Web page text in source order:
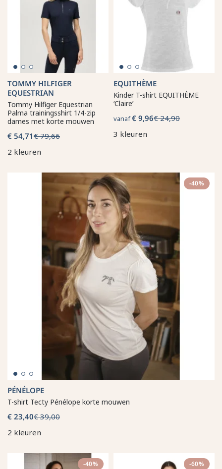
TOMMY HILFIGER
EQUESTRIAN
Tommy Hilfiger Equestrian
Palma trainingsshirt 1/4-zip
dames met korte mouwen
€ 54,71€ 79,66
2 kleuren
EQUITHÈME
Kinder T-shirt EQUITHÈME
‘Claire’
vanaf€ 9,96€ 24,90
3 kleuren
-40%
PÉNÉLOPE
T-shirt Tecty Pénélope korte mouwen
€ 23,40€ 39,00
2 kleuren
-40% -60%